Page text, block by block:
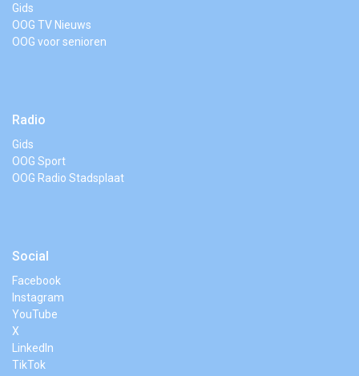
Gids
OOG TV Nieuws
OOG voor senioren
Radio
Gids
OOG Sport
OOG Radio Stadsplaat
Social
Facebook
Instagram
YouTube
X
LinkedIn
TikTok